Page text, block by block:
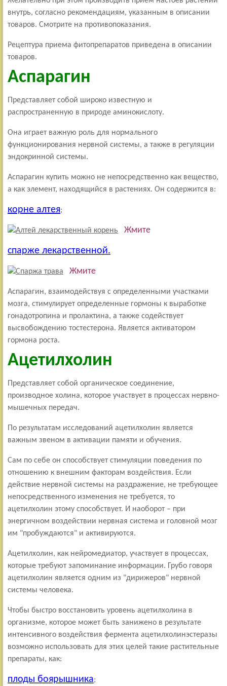
внутрь, согласно рекомендациям, указанным в описании
товаров. Смотрите на противопоказания.
Рецептура приема фитопрепаратов приведена в описании
товаров.
Аспарагин
Представляет собой широко известную и
распространенную в природе аминокислоту.
Она играет важную роль для нормального
функционирования нервной системы, а также в регуляции
эндокринной системы.
Аспарагин купить можно не непосредственно как вещество,
а как элемент, находящийся в растениях. Он содержится в:
корне алтея;
Жмите
спарже лекарственной.
Жмите
Аспарагин, взаимодействуя с определенными участками
мозга, стимулирует определенные гормоны к выработке
гонадотропина и пролактина, а также содействует
высвобождению тостестерона. Является активатором
гормона роста.
Ацетилхолин
Представляет собой органическое соединение,
производное холина, которое участвует в процессах нервно-
мышечных передач.
По результатам исследований ацетилхолин является
важным звеном в активации памяти и обучения.
Сам по себе он способствует стимуляции поведения по
отношению к внешним факторам воздействия. Если
действие нервной системы на раздражение, не требующее
непосредственного изменения не требуется, то
ацетилхолин этому способствует. И наоборот – при
энергичном воздействии нервная система и головной мозг
им "пробуждаются" и активируются.
Ацетилхолин, как нейромедиатор, участвует в процессах,
которые требуют запоминание информации. Грубо говоря
ацетилхолин является одним из "дирижеров" нервной
системы человека.
Чтобы быстро восстановить уровень ацетилхолина в
организме, которое может быть занижено в результате
интенсивного воздействия фермента ацетилхолинэстеразы
возможно использовать для этих целей такие растительные
препараты, как:
плоды боярышника;